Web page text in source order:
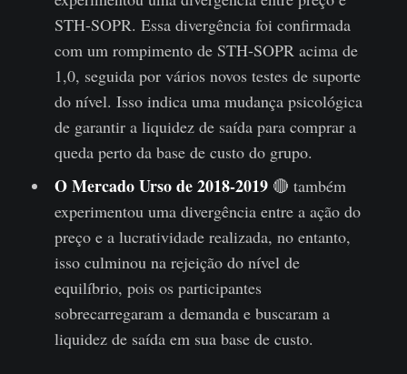
STH-SOPR. Essa divergência foi confirmada
com um rompimento de STH-SOPR acima de
1,0, seguida por vários novos testes de suporte
do nível. Isso indica uma mudança psicológica
de garantir a liquidez de saída para comprar a
queda perto da base de custo do grupo.
O Mercado Urso de 2018-2019🔴 também
experimentou uma divergência entre a ação do
preço e a lucratividade realizada, no entanto,
isso culminou na rejeição do nível de
equilíbrio, pois os participantes
sobrecarregaram a demanda e buscaram a
liquidez de saída em sua base de custo.